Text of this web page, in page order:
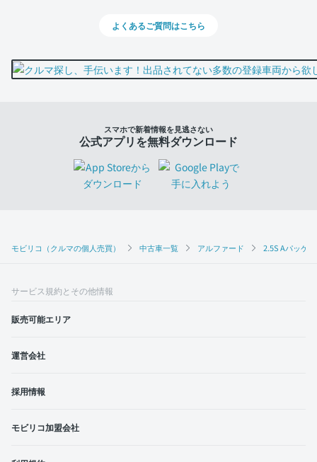
モビリコ（クルマの個人売買） 中古車一覧 アルファード 2.5S Aパッケ
よくあるご質問はこちら
スマホで新着情報を見逃さない
公式アプリを無料ダウンロード
サービス規約とその他情報
販売可能エリア
運営会社
採用情報
モビリコ加盟会社